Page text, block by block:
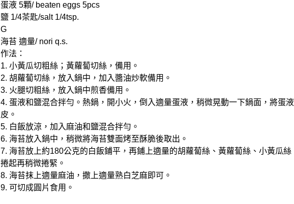
蛋液 5顆/ beaten eggs 5pcs
鹽 1/4茶匙/salt 1/4tsp.
G
海苔 適量/ nori q.s.
作法：
1. 小黃瓜切粗絲；黃蘿蔔切絲，備用。
2. 胡蘿蔔切絲，放入鍋中，加入醬油炒軟備用。
3. 火腿切粗絲，放入鍋中煎香備用。
4. 蛋液和鹽混合拌勻。熱鍋，開小火，倒入適量蛋液，稍微晃動一下鍋面，將蛋
皮。
5. 白飯放涼，加入麻油和鹽混合拌勻。
6. 海苔放入鍋中，稍微將海苔雙面烤至酥脆後取出。
7. 海苔放上約180公克的白飯鋪平，再鋪上適量的胡蘿蔔絲、黃蘿蔔絲、小黃瓜
捲起再稍微捲緊。
8. 海苔抹上適量麻油，撒上適量熟白芝麻即可。
9. 可切成圓片食用。